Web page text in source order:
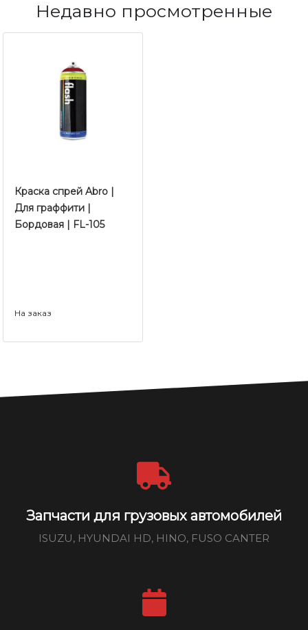
Недавно просмотренные
Краска спрей Abro |
Для граффити |
Бордовая | FL-105
На заказ
Запчасти для грузовых автомобилей
ISUZU, HYUNDAI HD, HINO, FUSO CANTER